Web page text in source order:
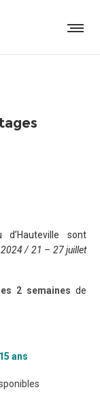
sont
/ 21 – 27 juillet
les 2 semaines de
ans